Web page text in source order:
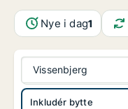
Nye i dag1
Vissenbjerg
Inkludér bytte